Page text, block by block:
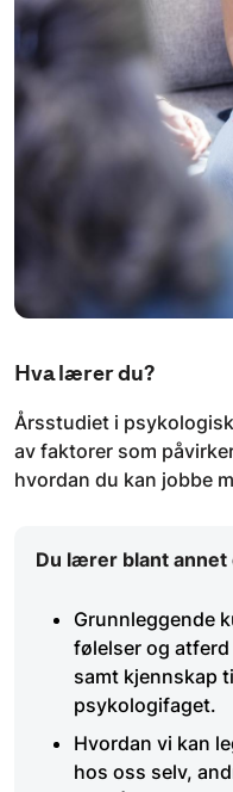
Hva lærer du?
Årsstudiet i
av faktorer som
hvordan du kan jobbe
Du lærer blant annet
Grunnleggende
følelser og
samt kjennskap
psykologifaget.
Hvordan vi kan
hos oss selv,